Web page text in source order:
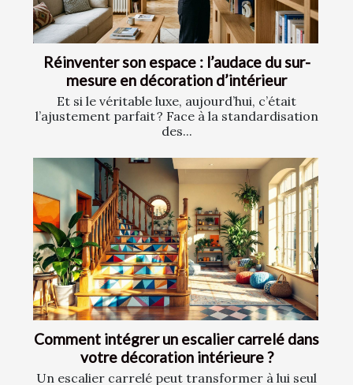
Réinventer son espace : l’audace du sur-
mesure en décoration d’intérieur
Et si le véritable luxe, aujourd’hui, c’était
l’ajustement parfait ? Face à la standardisation
des...
Comment intégrer un escalier carrelé dans
votre décoration intérieure ?
Un escalier carrelé peut transformer à lui seul